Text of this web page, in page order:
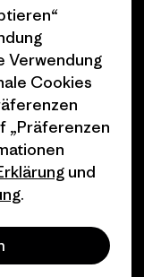
Verwendung
Cookies
„Präferenzen
und
.